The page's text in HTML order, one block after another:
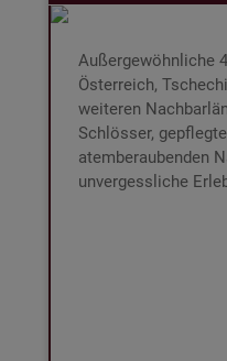
Außergewöhnliche
Österreich,
weiteren
Schlösser,
atemberaubenden
unvergessliche
€ 229,-
Inkl. Box und
Booklet
2 Nächte
Inkl. €
All-In-
3 Jahre gültig